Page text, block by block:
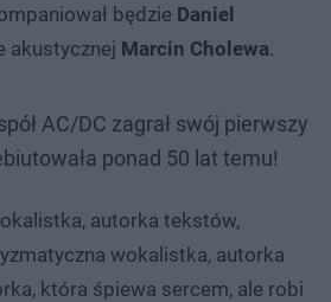
będzie Daniel
akustycznej Marcin Cholewa.
AC/DC zagrał swój pierwszy
ponad 50 lat temu!
autorka tekstów,
wokalistka, autorka
która śpiewa sercem, ale robi